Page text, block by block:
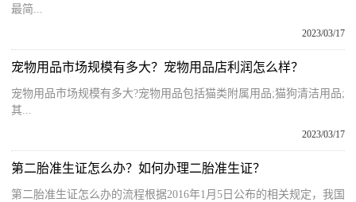
最简...
2023/03/17
宠物用品市场规模有多大？宠物用品店利润怎么样？
宠物用品市场规模有多大?宠物用品包括猫类附属用品;猫狗清洁用品;
其...
2023/03/17
第二胎准生证怎么办？如何办理二胎准生证？
第二胎准生证怎么办的流程根据2016年1月5日公布的相关规定，我国